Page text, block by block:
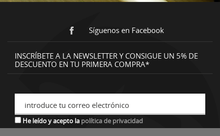
Síguenos en Facebook
INSCRÍBETE A LA NEWSLETTER Y CONSIGUE UN 5% DE
DESCUENTO EN TU PRIMERA COMPRA*
introduce tu correo electrónico
He leído y acepto la política de privacidad